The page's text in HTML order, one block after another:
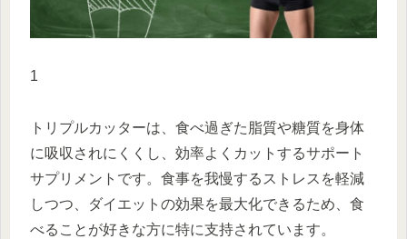
1
トリプルカッターは、食べ過ぎた脂質や糖質を身体
に吸収されにくくし、効率よくカットするサポート
サプリメントです。食事を我慢するストレスを軽減
しつつ、ダイエットの効果を最大化できるため、食
べることが好きな方に特に支持されています。